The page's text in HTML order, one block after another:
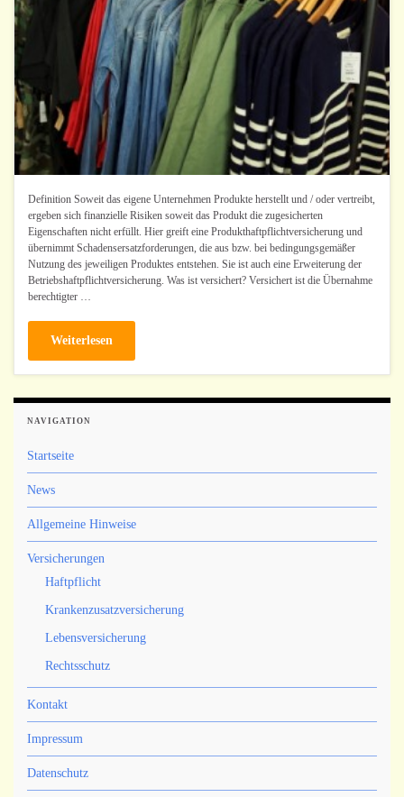
Definition Soweit das eigene Unternehmen Produkte herstellt und / oder vertreibt,
ergeben sich finanzielle Risiken soweit das Produkt die zugesicherten
Eigenschaften nicht erfüllt. Hier greift eine Produkthaftpflichtversicherung und
übernimmt Schadensersatzforderungen, die aus bzw. bei bedingungsgemäßer
Nutzung des jeweiligen Produktes entstehen. Sie ist auch eine Erweiterung der
Betriebshaftpflichtversicherung. Was ist versichert? Versichert ist die Übernahme
berechtigter …
Weiterlesen
NAVIGATION
Startseite
News
Allgemeine Hinweise
Versicherungen
Haftpflicht
Krankenzusatzversicherung
Lebensversicherung
Rechtsschutz
Kontakt
Impressum
Datenschutz